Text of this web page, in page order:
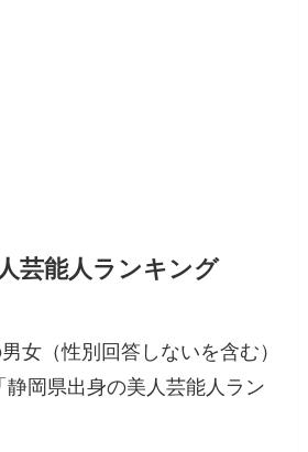
芸能人ランキング
女（性別回答しないを含む）
岡県出身の美人芸能人ラン